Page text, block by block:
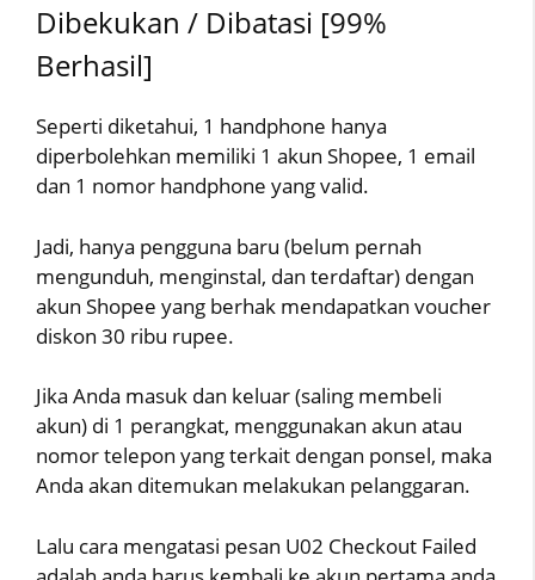
Dibekukan / Dibatasi [99%
Berhasil]
Seperti diketahui, 1 handphone hanya
diperbolehkan memiliki 1 akun Shopee, 1 email
dan 1 nomor handphone yang valid.
Jadi, hanya pengguna baru (belum pernah
mengunduh, menginstal, dan terdaftar) dengan
akun Shopee yang berhak mendapatkan voucher
diskon 30 ribu rupee.
Jika Anda masuk dan keluar (saling membeli
akun) di 1 perangkat, menggunakan akun atau
nomor telepon yang terkait dengan ponsel, maka
Anda akan ditemukan melakukan pelanggaran.
Lalu cara mengatasi pesan U02 Checkout Failed